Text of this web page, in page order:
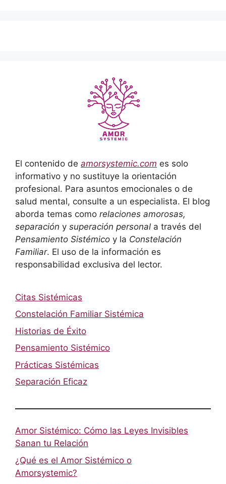
El contenido de amorsystemic.com es solo
informativo y no sustituye la orientación
profesional. Para asuntos emocionales o de
salud mental, consulte a un especialista. El blog
aborda temas como relaciones amorosas,
separación y superación personal a través del
Pensamiento Sistémico y la Constelación
Familiar. El uso de la información es
responsabilidad exclusiva del lector.
Citas Sistémicas
Constelación Familiar Sistémica
Historias de Éxito
Pensamiento Sistémico
Prácticas Sistémicas
Separación Eficaz
Amor Sistémico: Cómo las Leyes Invisibles
Sanan tu Relación
¿Qué es el Amor Sistémico o
Amorsystemic?